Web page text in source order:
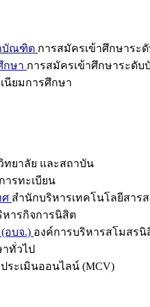
บัณฑิต การสมัครเข้าศึกษาร
กษา การสมัครเข้าศึกษาระดั
นียมการศึกษา
ยาลัย และสถาบัน
ารทะเบียน
ศ สำนักบริหารเทคโนโลยีสาร
หารกิจการนิสิต
อบจ.) องค์การบริหารสโมสรนิ
ทั่วไป
ระเมินออนไลน์ (MCV)